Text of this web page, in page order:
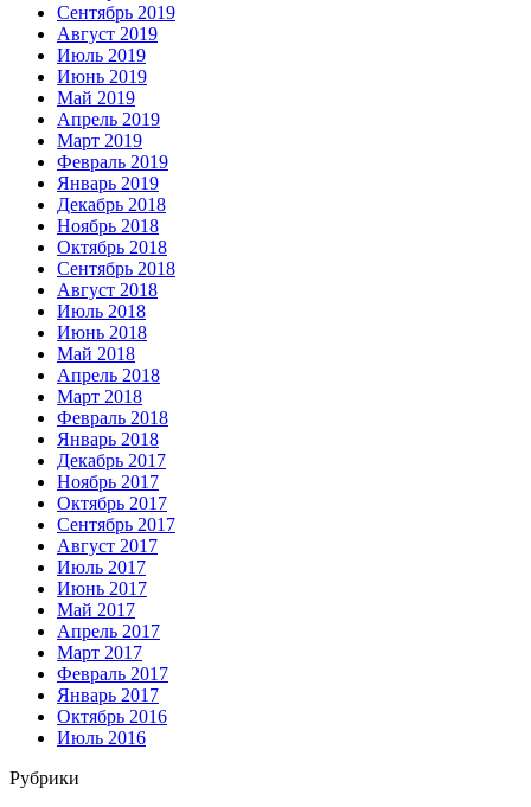
Сентябрь 2019
Август 2019
Июль 2019
Июнь 2019
Май 2019
Апрель 2019
Март 2019
Февраль 2019
Январь 2019
Декабрь 2018
Ноябрь 2018
Октябрь 2018
Сентябрь 2018
Август 2018
Июль 2018
Июнь 2018
Май 2018
Апрель 2018
Март 2018
Февраль 2018
Январь 2018
Декабрь 2017
Ноябрь 2017
Октябрь 2017
Сентябрь 2017
Август 2017
Июль 2017
Июнь 2017
Май 2017
Апрель 2017
Март 2017
Февраль 2017
Январь 2017
Октябрь 2016
Июль 2016
Рубрики